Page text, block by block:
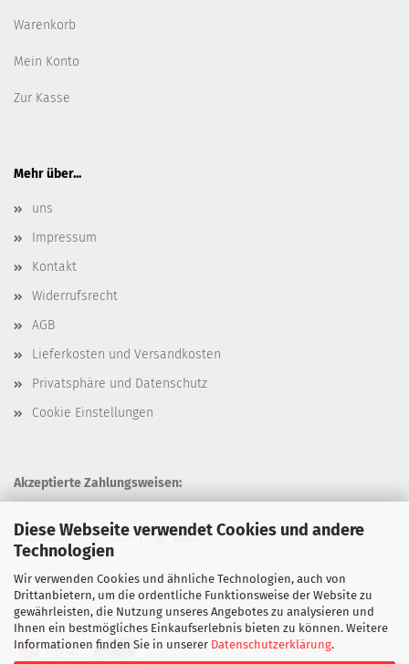
Diese Webseite verwendet Cookies und andere
Technologien
Wir verwenden Cookies und ähnliche Technologien, auch von
Drittanbietern, um die ordentliche Funktionsweise der Website zu
gewährleisten, die Nutzung unseres Angebotes zu analysieren und
Ihnen ein bestmögliches Einkaufserlebnis bieten zu können. Weitere
Informationen finden Sie in unserer Datenschutzerklärung.
Warenkorb
Mein Konto
Zur Kasse
Mehr über...
uns
Impressum
Kontakt
Widerrufsrecht
AGB
Lieferkosten und Versandkosten
Privatsphäre und Datenschutz
Cookie Einstellungen
Akzeptierte Zahlungsweisen:
Unsere Versandarten: